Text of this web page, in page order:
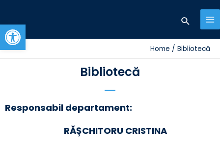
Open toolbar
Home Bibliotecă
Bibliotecă
Responsabil departament:
RĂȘCHITORU CRISTINA